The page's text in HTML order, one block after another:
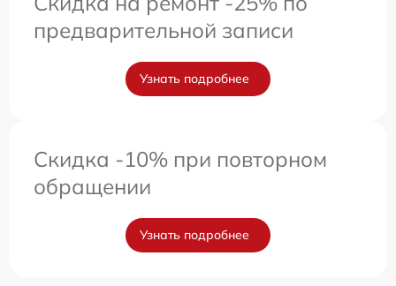
предварительной записи
Узнать подробнее
Скидка -10% при повторном
обращении
Узнать подробнее